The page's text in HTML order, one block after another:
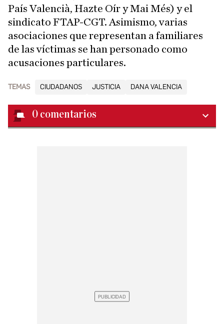
País Valencià, Hazte Oír y Mai Més) y el
sindicato FTAP-CGT. Asimismo, varias
asociaciones que representan a familiares
de las víctimas se han personado como
acusaciones particulares.
TEMAS CIUDADANOS JUSTICIA DANA VALENCIA
0 comentarios